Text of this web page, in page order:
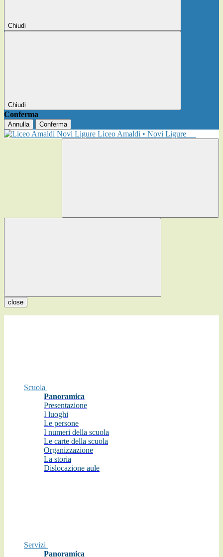
Chiudi
Chiudi
Conferma
Annulla Conferma
Liceo Amaldi • Novi Ligure
close
Scuola
Panoramica
Presentazione
I luoghi
Le persone
I numeri della scuola
Le carte della scuola
Organizzazione
La storia
Dislocazione aule
Servizi
Panoramica